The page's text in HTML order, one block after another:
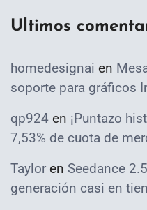
Ultimos
homedesignai en
soporte para gráficos
qp924 en ¡Puntazo
7,53% de cuota de
Taylor en Seedance
generación casi en